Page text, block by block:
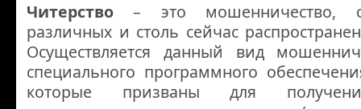
Читерство – это мошенничество,
различных и столь сейчас
Осуществляется данный вид
специального программного
которые призваны для